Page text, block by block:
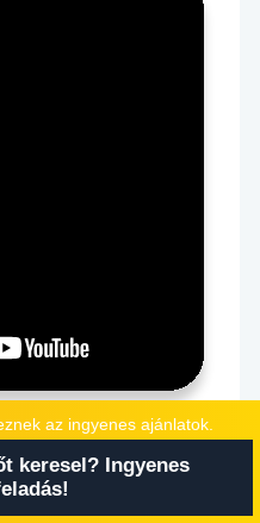
aktuális feladatra,
az ingyenes ajánlatok.
keresel? Ingyenes